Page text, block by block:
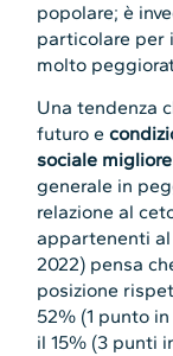
popolare; è
particolare per
molto
Una tendenza
futuro e
sociale
generale in
relazione al
appartenenti al
2022) pensa
posizione
52% (1 punto
il 15% (3 punti